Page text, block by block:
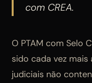
com CREA.
O PTAM com Selo
sido cada vez
judiciais não